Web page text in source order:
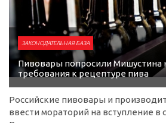
ЗАКОНОДАТЕЛЬНАЯ БАЗА
Пивовары попросили Мишустина
требования к рецептуре пива
Российские пивовары и
ввести мораторий на вступление в